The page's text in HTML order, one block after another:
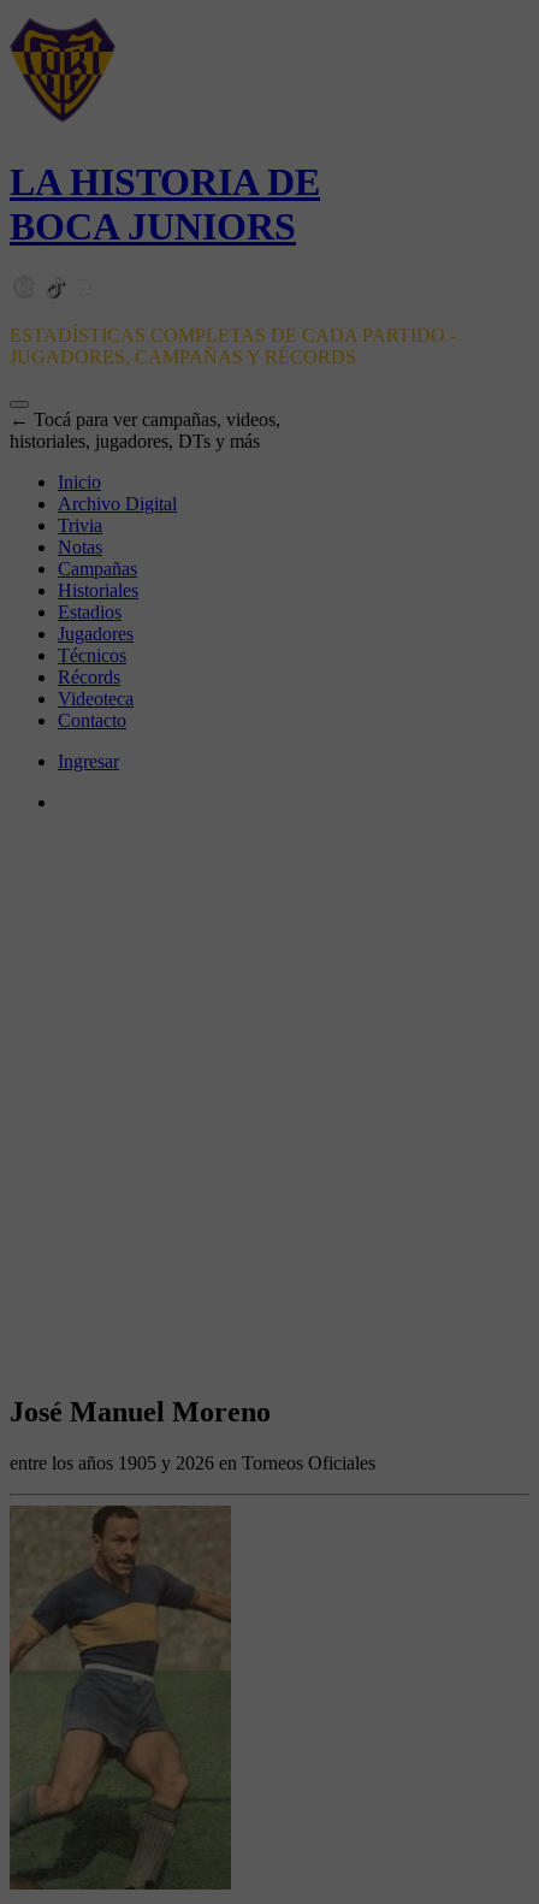
LA HISTORIA DE
BOCA JUNIORS
ESTADÍSTICAS COMPLETAS DE CADA PARTIDO -
JUGADORES, CAMPAÑAS Y RÉCORDS
← Tocá para ver campañas, videos,
historiales, jugadores, DTs y más
Inicio
Archivo Digital
Trivia
Notas
Campañas
Historiales
Estadios
Jugadores
Técnicos
Récords
Videoteca
Contacto
Ingresar
José Manuel Moreno
entre los años 1905 y 2026 en Torneos Oficiales